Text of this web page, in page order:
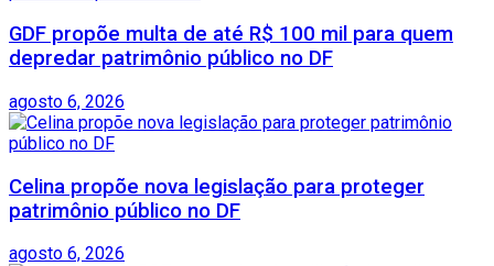
GDF propõe multa de até R$ 100 mil para quem
depredar patrimônio público no DF
agosto 6, 2026
Celina propõe nova legislação para proteger
patrimônio público no DF
agosto 6, 2026